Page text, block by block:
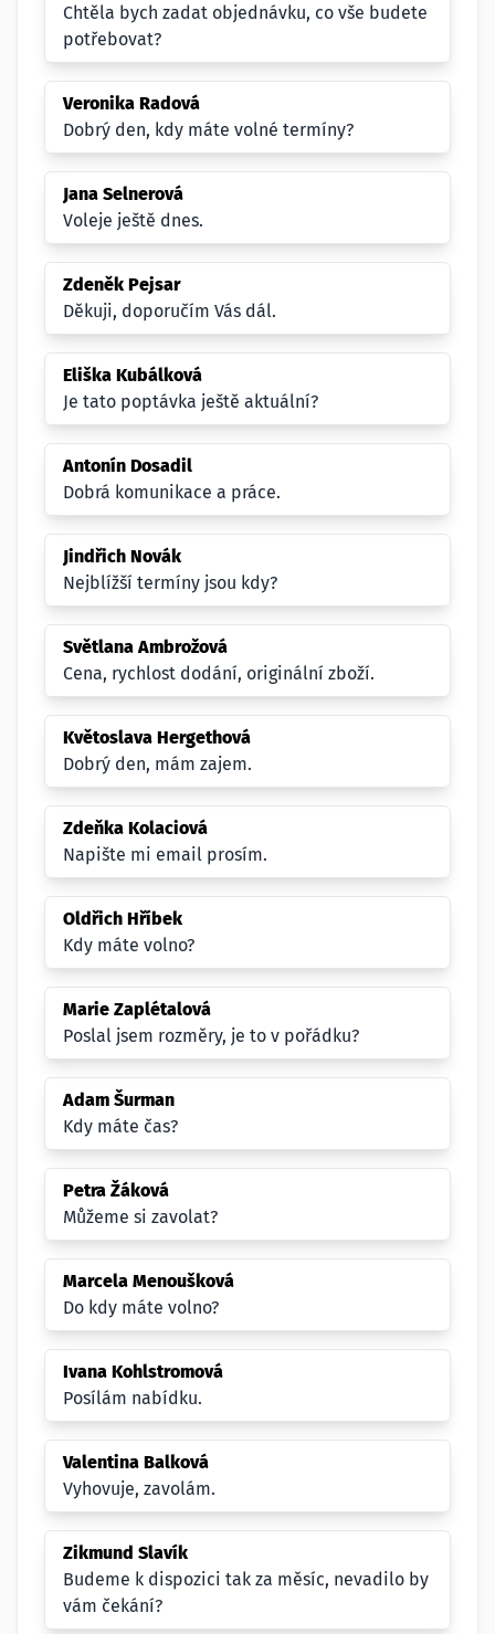
Chtěla bych zadat objednávku, co vše budete
potřebovat?
Veronika Radová
Dobrý den, kdy máte volné termíny?
Jana Selnerová
Voleje ještě dnes.
Zdeněk Pejsar
Děkuji, doporučím Vás dál.
Eliška Kubálková
Je tato poptávka ještě aktuální?
Antonín Dosadil
Dobrá komunikace a práce.
Jindřich Novák
Nejblížší termíny jsou kdy?
Světlana Ambrožová
Cena, rychlost dodání, originální zboží.
Květoslava Hergethová
Dobrý den, mám zajem.
Zdeňka Kolaciová
Napište mi email prosím.
Oldřich Hříbek
Kdy máte volno?
Marie Zaplétalová
Poslal jsem rozměry, je to v pořádku?
Adam Šurman
Kdy máte čas?
Petra Žáková
Můžeme si zavolat?
Marcela Menoušková
Do kdy máte volno?
Ivana Kohlstromová
Posílám nabídku.
Valentina Balková
Vyhovuje, zavolám.
Zikmund Slavík
Budeme k dispozici tak za měsíc, nevadilo by
vám čekání?